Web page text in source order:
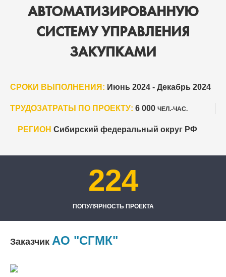
АВТОМАТИЗИРОВАННУЮ
СИСТЕМУ УПРАВЛЕНИЯ
ЗАКУПКАМИ
СРОКИ ВЫПОЛНЕНИЯ: Июнь 2024 - Декабрь 2024
ТРУДОЗАТРАТЫ ПО ПРОЕКТУ: 6 000 ЧЕЛ.-ЧАС.
РЕГИОН Сибирский федеральный округ РФ
224
ПОПУЛЯРНОСТЬ ПРОЕКТА
Заказчик АО "СГМК"